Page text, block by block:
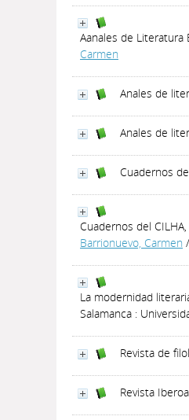
Aanales de Literatura
Carmen
Anales de
Anales de
Cuadernos
Cuadernos del
Barrionuevo, Carmen
La modernidad
Salamanca :
Revista de
Revista